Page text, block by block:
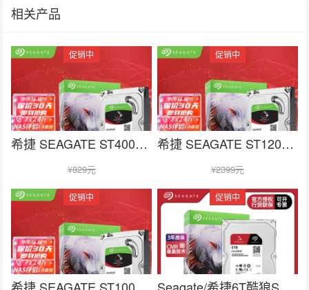
相关产品
在线咨询
促销中
希捷 SEAGATE ST4000VN006
¥829元
促销中
希捷 SEAGATE ST12000VN0008
¥2399元
在线咨询
促销中 促销中